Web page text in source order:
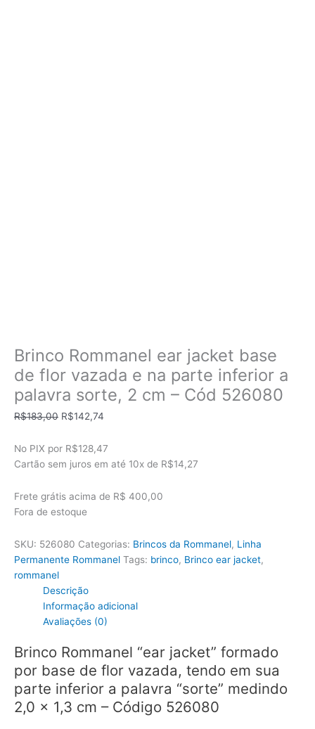
Brinco Rommanel ear jacket base
de flor vazada e na parte inferior a
palavra sorte, 2 cm – Cód 526080
R$183,00 O
original
era:
R$142,74
atual
é:
No PIX por R$128,47
Cartão sem juros em até 10x de R$14,27
Frete grátis acima de R$ 400,00
Fora de estoque
SKU: 526080 Categorias: Brincos da Rommanel, Linha
Permanente Rommanel Tags: brinco, Brinco ear jacket,
rommanel
Descrição
Informação adicional
Avaliações (0)
Brinco Rommanel “ear jacket” formado
por base de flor vazada, tendo em sua
parte inferior a palavra “sorte” medindo
2,0 x 1,3 cm – Código 526080